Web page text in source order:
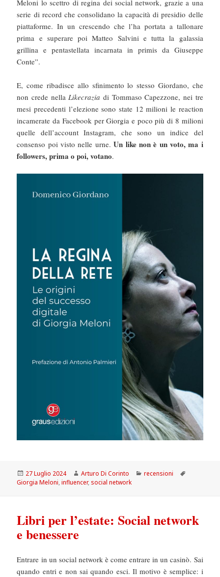
Meloni lo scettro di regina dei social network, grazie a una
serie di record che consolidano la capacità di presidio delle
piattaforme. In un crescendo che l’ha portata a tallonare
prima e superare poi Matteo Salvini e tutta la galassia
grillina e pentastellata incarnata in primis da Giuseppe
Conte”.
E, come ribadisce allo sfinimento lo stesso Giordano, che
non crede nellaLikecrazia di Tommaso Capezzone, nei tre
mesi precedenti l’elezione sono state 12 milioni le reaction
incamerate da Facebook per Giorgia e poco più di 8 milioni
quelle dell’account Instagram, che sono un indice del
consenso poi visto nelle urne.Un like non è un voto, ma i
followers, prima o poi, votano.
Scritto
il
27 Luglio 2024 Autore
Arturo Di Corinto Categorie
recensioni
Giorgia Meloni,influencer, social network
Libri per l’estate: Social network
e benessere
Entrare in un social network è come entrare in un casinò. Sai
quando entri e non sai quando esci. Il motivo è semplice: i